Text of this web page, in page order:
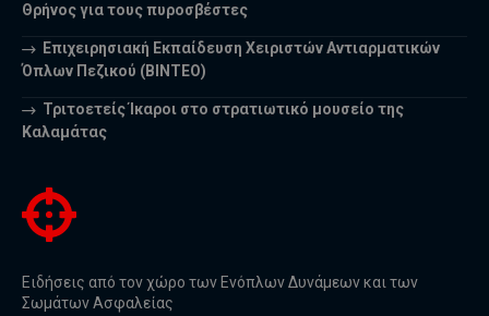
Θρήνος για τους πυροσβέστες
Επιχειρησιακή Εκπαίδευση Χειριστών Αντιαρματικών
Όπλων Πεζικού (ΒΙΝΤΕΟ)
Τριτοετείς Ίκαροι στο στρατιωτικό μουσείο της
Καλαμάτας
Ειδήσεις από τον χώρο των Ενόπλων Δυνάμεων και των
Σωμάτων Ασφαλείας